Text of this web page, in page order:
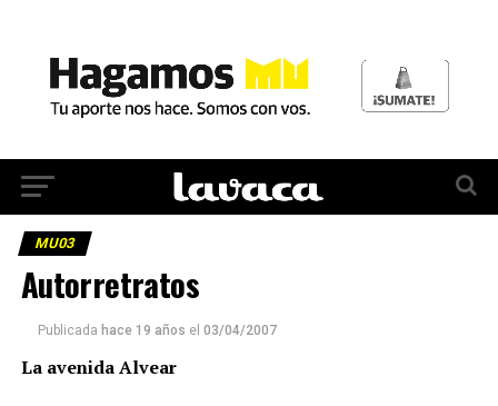
MU03
Autorretratos
Publicada hace 19 años el 03/04/2007
La avenida Alvear